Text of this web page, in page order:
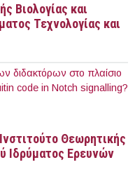
Βιολογίας και
Τεχνολογίας και
διδακτόρων στο πλαίσιο
code in Notch signalling?
Θεωρητικής
Ιδρύματος Ερευνών